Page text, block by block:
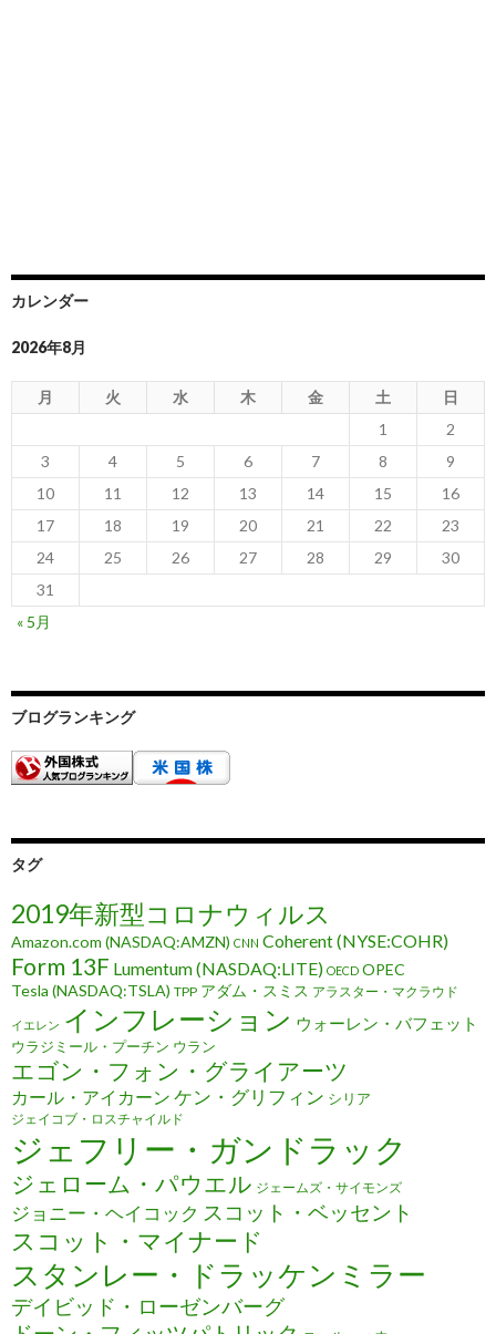
カレンダー
2026年8月
月 火 水 木 金 土
日
1
2
3
4 5 6 7 8
9
10
11 12 13 14 15
16
17
18 19 20 21 22
23
24
25 26 27 28 29
30
31
« 5月
ブログランキング
タグ
2019年新型コロナウィルス
Amazon.com (NASDAQ:AMZN) CNN Coherent (NYSE:COHR)
Form 13F Lumentum (NASDAQ:LITE) OECD OPEC
Tesla (NASDAQ:TSLA) TPP アダム・スミス アラスター・マクラウド
イエレン インフレーション ウォーレン・バフェット
ウラジミール・プーチン ウラン
エゴン・フォン・グライアーツ
カール・アイカーン ケン・グリフィン シリア
ジェイコブ・ロスチャイルド
ジェフリー・ガンドラック
ジェローム・パウエル ジェームズ・サイモンズ
ジョニー・ヘイコック スコット・ベッセント
スコット・マイナード
スタンレー・ドラッケンミラー
デイビッド・ローゼンバーグ